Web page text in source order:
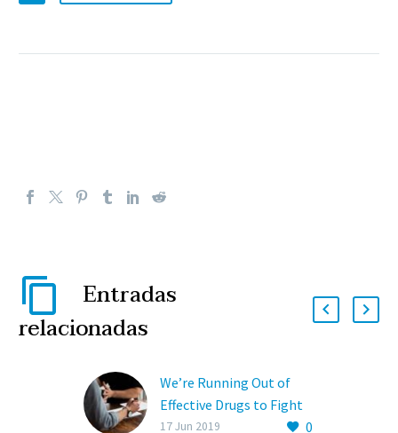
Entradas
relacionadas
We’re Running Out of
Effective Drugs to Fight
Off an Army (Demo)
0
17 Jun 2019